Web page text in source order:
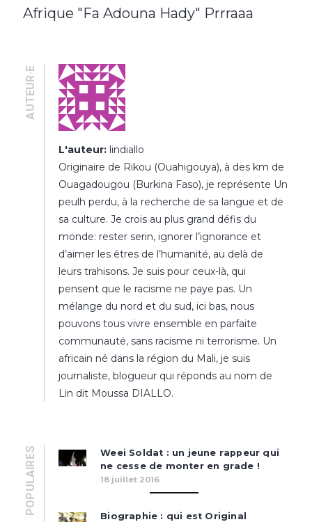
Afrique "Fa Adouna Hady" Prrraaa
AUTEUR·E
L'auteur: lindiallo
Originaire de Rikou (Ouahigouya), à des km de
Ouagadougou (Burkina Faso), je représente Un
peulh perdu, à la recherche de sa langue et de
sa culture. Je crois au plus grand défis du
monde: rester serin, ignorer l’ignorance et
d’aimer les êtres de l’humanité, au delà de
leurs trahisons. Je suis pour ceux-là, qui
pensent que le racisme ne paye pas. Un
mélange du nord et du sud, ici bas, nous
pouvons tous vivre ensemble en parfaite
communauté, sans racisme ni terrorisme. Un
africain né dans la région du Mali, je suis
journaliste, blogueur qui réponds au nom de
Lin dit Moussa DIALLO.
POPULAIRES
Weei Soldat : un jeune rappeur qui
ne cesse de monter en grade !
18 juillet 2016
Biographie : qui est Original